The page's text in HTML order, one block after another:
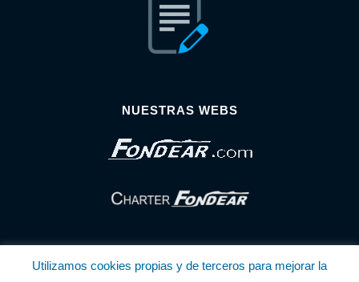
NUESTRAS WEBS
Utilizamos cookies propias y de terceros para mejorar la